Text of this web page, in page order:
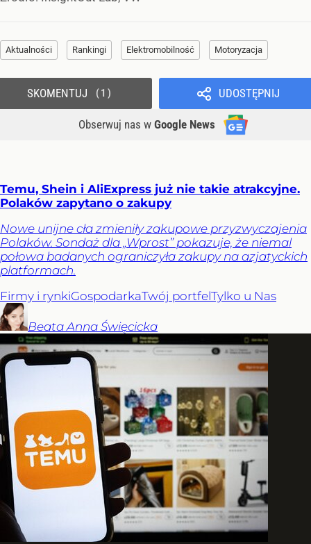
Aktualności Rankingi Elektromobilność Motoryzacja
UDOSTĘPNIJ
Obserwuj nas w Google News
SKOMENTUJ 1
Temu, Shein i AliExpress już nie takie atrakcyjne.
Polaków zapytano o zakupy
Nowe unijne cła zmieniły zakupowe przyzwyczajenia
Polaków. Sondaż dla „Wprost” pokazuje, że niemal
połowa badanych ograniczyła zakupy na azjatyckich
platformach.
Firmy i rynkiGospodarkaTwój portfelTylko u Nas
Beata Anna Święcicka